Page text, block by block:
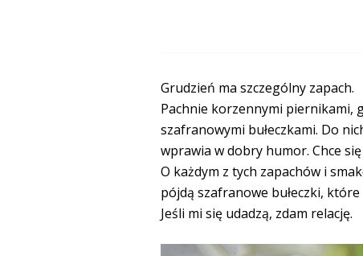
Grudzień ma szczególny zapach.
Pachnie korzennymi piernikami,
szafranowymi bułeczkami. Do
wprawia w dobry humor. Chce
O każdym z tych zapachów i
pójdą szafranowe bułeczki, które
Jeśli mi się udadzą, zdam relację.